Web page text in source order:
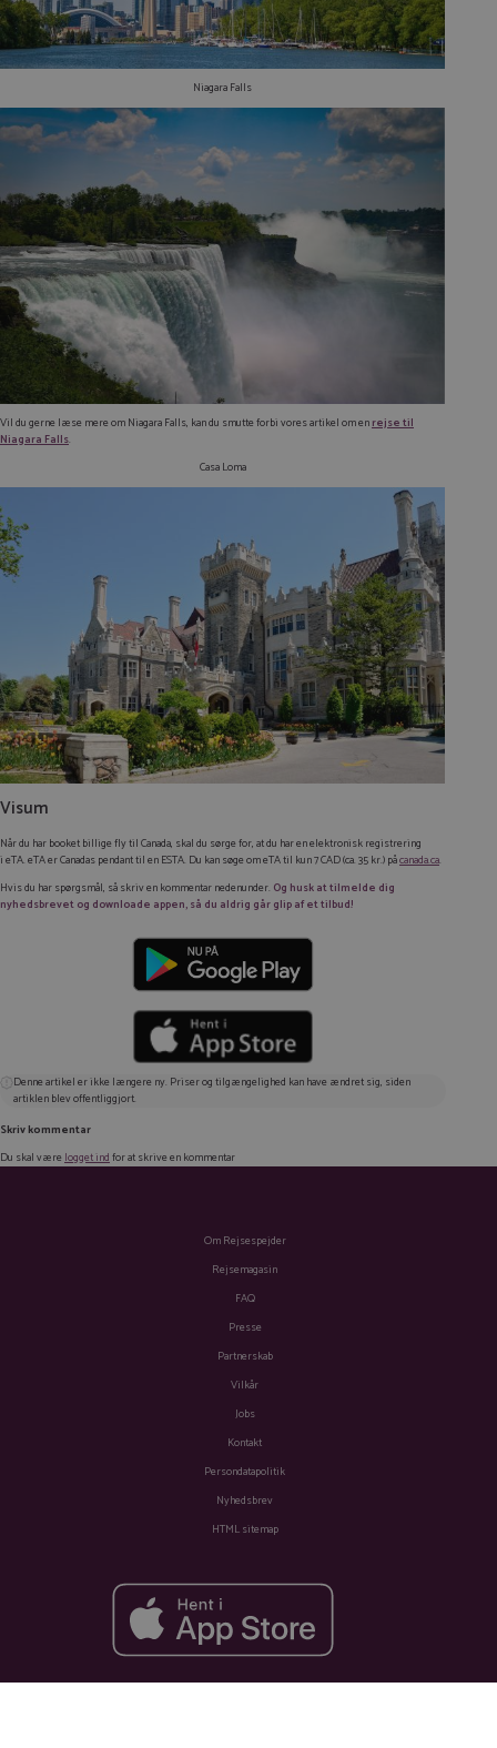
Niagara Falls
Vil du gerne læse mere om Niagara Falls, kan du smutte forbi vores artikel om enrejse til
Niagara Falls.
Casa Loma
Visum
Når du har booket billige fly til Canada, skal du sørge for, at du har en elektronisk registrering
i eTA. eTA er Canadas pendant til en ESTA. Du kan søge om eTA til kun 7 CAD (ca. 35 kr.) påcanada.ca.
Hvis du har spørgsmål, så skriv en kommentar nedenunder. Og husk at tilmelde dig
nyhedsbrevet og downloade appen, så du aldrig går glip af et tilbud!
Denne artikel er ikke længere ny. Priser og tilgængelighed kan have ændret sig, siden
artiklen blev offentliggjort.
Skriv kommentar
Du skal værelogget indfor at skrive en kommentar
Om Rejsespejder
Rejsemagasin
FAQ
Presse
Partnerskab
Vilkår
Jobs
Kontakt
Persondatapolitik
Nyhedsbrev
HTML sitemap